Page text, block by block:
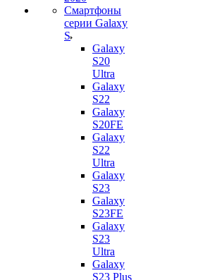
Смартфоны
серии Galaxy
S
Galaxy
S20
Ultra
Galaxy
S22
Galaxy
S20FE
Galaxy
S22
Ultra
Galaxy
S23
Galaxy
S23FE
Galaxy
S23
Ultra
Galaxy
S23 Plus